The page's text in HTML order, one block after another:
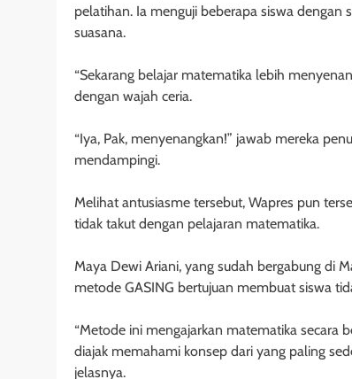
pelatihan. Ia menguji beberapa siswa
suasana.
“Sekarang belajar matematika lebih
dengan wajah ceria.
“Iya, Pak, menyenangkan!” jawab mereka
mendampingi.
Melihat antusiasme tersebut, Wapres pun
tidak takut dengan pelajaran matematika.
Maya Dewi Ariani, yang sudah bergabung di
metode GASING bertujuan membuat siswa
“Metode ini mengajarkan matematika secara
diajak memahami konsep dari yang paling
jelasnya.